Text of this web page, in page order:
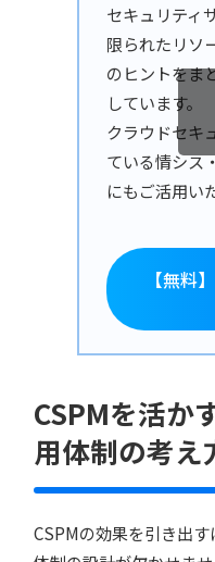
セキュリティ
限られたリソ
のヒントをま
しています。
クラウドセキ
ている情シス
にもご活用い
【無料
CSPMを活か
用体制の考え
CSPMの効果を引き出